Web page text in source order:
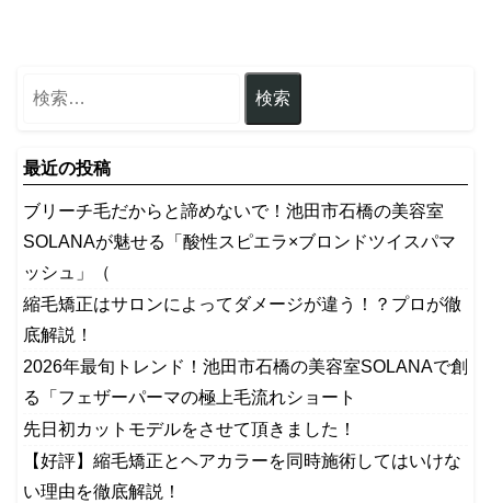
最近の投稿
ブリーチ毛だからと諦めないで！池田市石橋の美容室
SOLANAが魅せる「酸性スピエラ×ブロンドツイスパマ
ッシュ」（
縮毛矯正はサロンによってダメージが違う！？プロが徹
底解説！
2026年最旬トレンド！池田市石橋の美容室SOLANAで創
る「フェザーパーマの極上毛流れショート
先日初カットモデルをさせて頂きました！
【好評】縮毛矯正とヘアカラーを同時施術してはいけな
い理由を徹底解説！